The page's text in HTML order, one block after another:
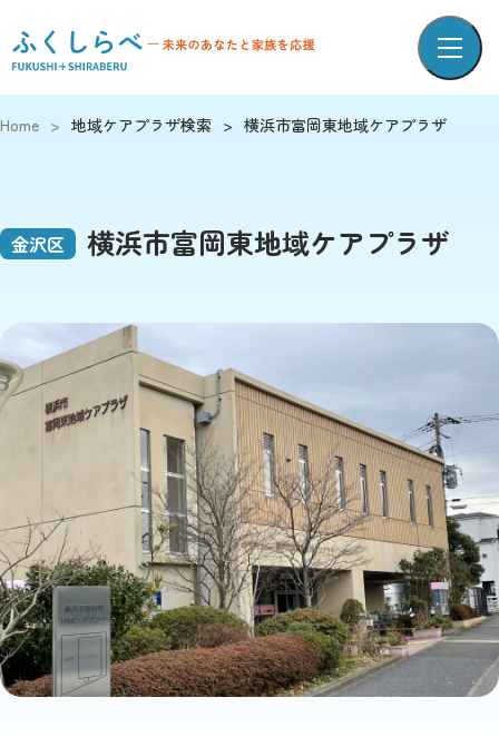
Home > 地域ケアプラザ検索 > 横浜市富岡東地域ケアプラザ
金沢区 横浜市富岡東地域ケアプラザ